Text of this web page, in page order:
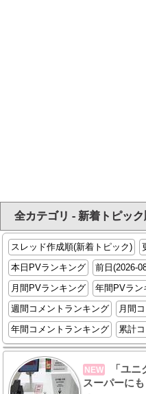
全カテゴリ - 新着トピック
スレッド作成順(新着トピック)
本日PVランキング
前日(2026-
月間PVランキング
年間PVラン
週間コメントランキング
月間
年間コメントランキング
累計
NEW
「ユニ
スーパーに